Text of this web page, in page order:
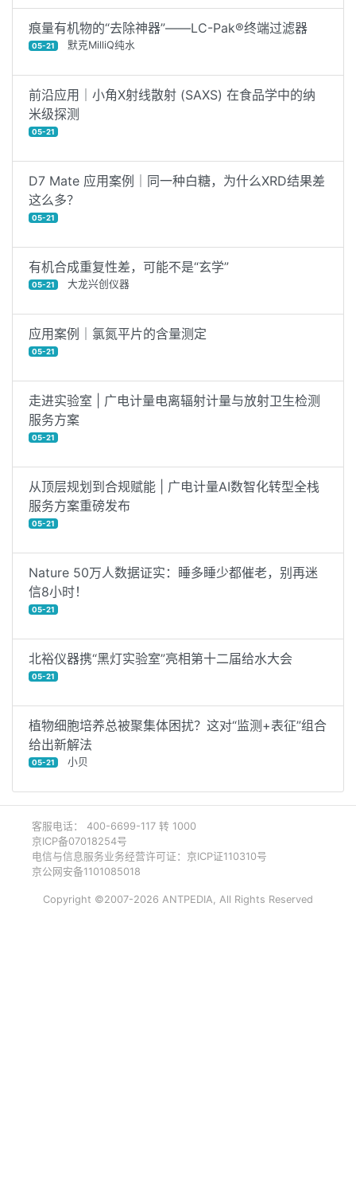
痕量有机物的“去除神器”——LC-Pak®终端过滤器
05-21 默克MilliQ纯水
前沿应用｜小角X射线散射 (SAXS) 在食品学中的纳
米级探测
05-21
D7 Mate 应用案例｜同一种白糖，为什么XRD结果差
这么多？
05-21
有机合成重复性差，可能不是“玄学”
05-21 大龙兴创仪器
应用案例｜​氯氮平片的含量测定
05-21
走进实验室 | 广电计量电离辐射计量与放射卫生检测
服务方案
05-21
从顶层规划到合规赋能 | 广电计量AI数智化转型全栈
服务方案重磅发布
05-21
Nature 50万人数据证实：睡多睡少都催老，别再迷
信8小时！
05-21
北裕仪器携“黑灯实验室”亮相第十二届给水大会
05-21
植物细胞培养总被聚集体困扰？这对“监测+表征”组合
给出新解法
05-21 小贝
客服电话： 400-6699-117 转 1000
京ICP备07018254号
电信与信息服务业务经营许可证：京ICP证110310号
京公网安备1101085018
Copyright ©2007-2026 ANTPEDIA, All Rights Reserved